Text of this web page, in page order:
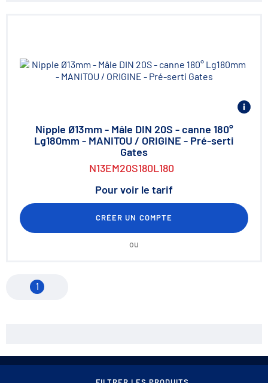
Nipple Ø13mm - Mâle DIN 20S - canne 180°
Lg180mm - MANITOU / ORIGINE - Pré-serti
Gates
N13EM20S180L180
Pour voir le tarif
CRÉER UN COMPTE
ou
1